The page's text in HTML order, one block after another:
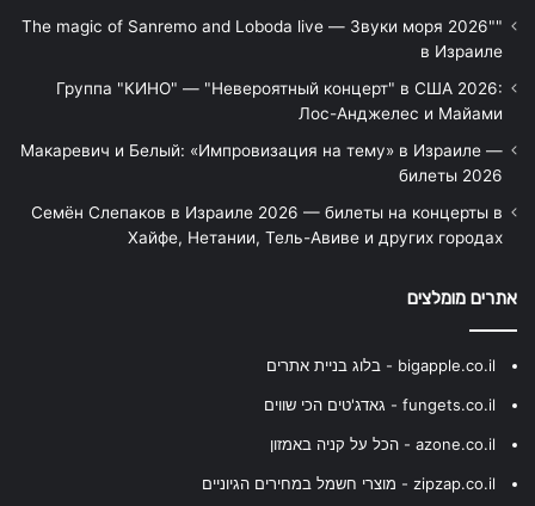
"The magic of Sanremo and Loboda live — Звуки моря 2026"
в Израиле
Группа "КИНО" — "Невероятный концерт" в США 2026:
Лос-Анджелес и Майами
Макаревич и Белый: «Импровизация на тему» в Израиле —
билеты 2026
Семён Слепаков в Израиле 2026 — билеты на концерты в
Хайфе, Нетании, Тель-Авиве и других городах
אתרים מומלצים
bigapple.co.il - בלוג בניית אתרים
fungets.co.il - גאדג'טים הכי שווים
azone.co.il - הכל על קניה באמזון
zipzap.co.il - מוצרי חשמל במחירים הגיוניים